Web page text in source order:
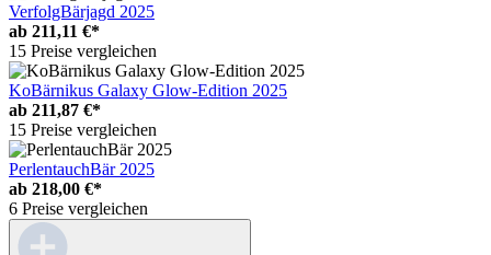
VerfolgBärjagd 2025
ab 211,11 €*
15 Preise vergleichen
KoBärnikus Galaxy Glow-Edition 2025
ab 211,87 €*
15 Preise vergleichen
PerlentauchBär 2025
ab 218,00 €*
6 Preise vergleichen